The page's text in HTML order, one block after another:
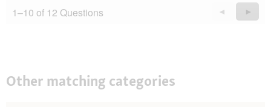
1–10 of 12 Questions
Previous
Questions
◄
Next
►
Other matching categories